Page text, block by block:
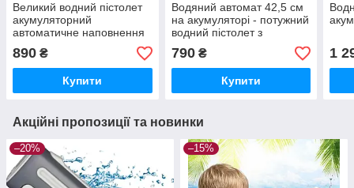
Великий водний пістолет
акумуляторний
автоматичне наповнення
водою 55 см
890 ₴
Купити
Водяний автомат 42,5 см
на акумуляторі - потужний
водний пістолет з
підсвічуванням, водний
бластер для дітей
790₴
Купити
1
Акційні пропозиції та новинки
–20% –15%